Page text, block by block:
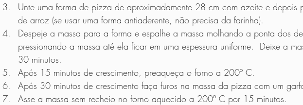
Unte uma forma de pizza de aproximadamente 28 cm com azeite e depois
de arroz (se usar uma forma antiaderente, não precisa da farinha).
Despeje a massa para a forma e espalhe a massa molhando a ponta dos
pressionando a massa até ela ficar em uma espessura uniforme.  Deixe a
30 minutos.
Após 15 minutos de crescimento, preaqueça o forno a 200º C.
Após 30 minutos de crescimento faça furos na massa da pizza com um
Asse a massa sem recheio no forno aquecido a 200º C por 15 minutos.